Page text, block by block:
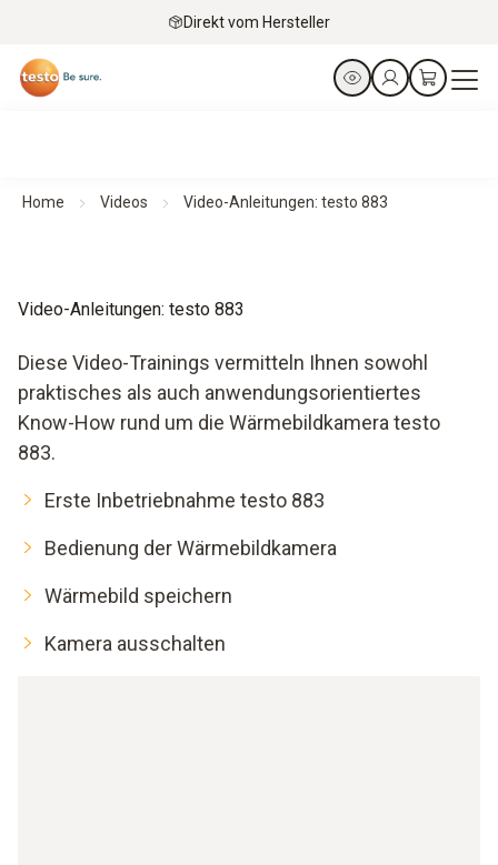
Direkt vom Hersteller
Home Videos Video-Anleitungen: testo 883
Video-Anleitungen: testo 883
Diese Video-Trainings vermitteln Ihnen sowohl
praktisches als auch anwendungsorientiertes
Know-How rund um die Wärmebildkamera testo
883.
Erste Inbetriebnahme testo 883
Bedienung der Wärmebildkamera
Wärmebild speichern
Kamera ausschalten